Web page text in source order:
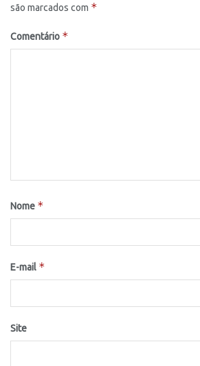
são marcados com *
Comentário *
Nome *
E-mail *
Site